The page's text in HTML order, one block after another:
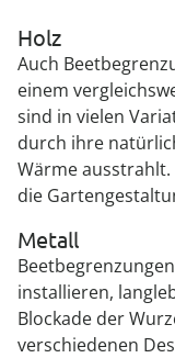
Holz
Auch
einem
sind in vielen
durch ihre
Wärme
die
Metall
installieren,
Blockade der
verschiedenen